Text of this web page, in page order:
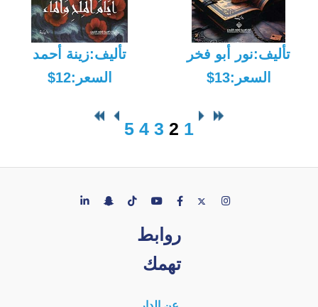
تأليف:نور أبو فخر
السعر:13$
تأليف:زينة أحمد
السعر:12$
1
2
3
4
5
روابط
تهمك